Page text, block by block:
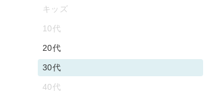
キッズ
10代
20代
30代
40代